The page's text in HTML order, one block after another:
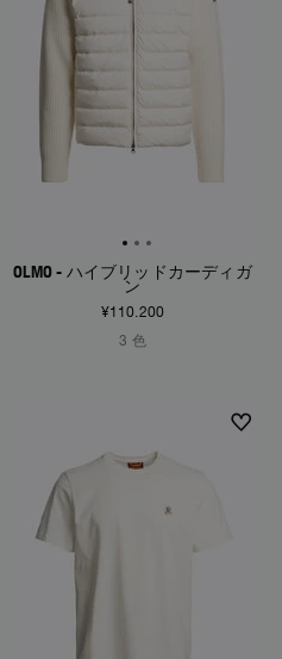
OLMO - ハイブリッドカーディガ
ン
¥110.200
3 色